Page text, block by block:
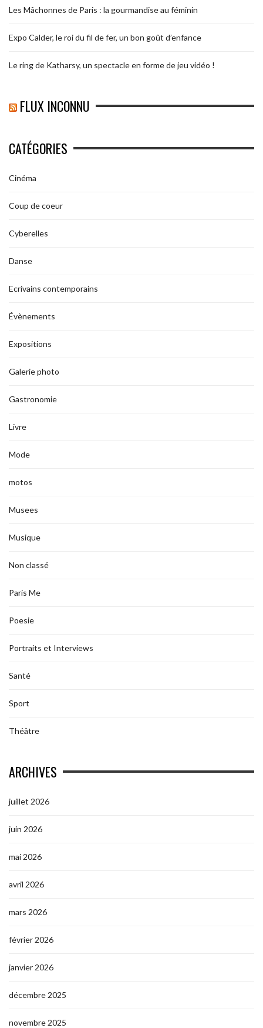
Les Mâchonnes de Paris : la gourmandise au féminin
Expo Calder, le roi du fil de fer, un bon goût d’enfance
Le ring de Katharsy, un spectacle en forme de jeu vidéo !
FLUX INCONNU
CATÉGORIES
Cinéma
Coup de coeur
Cyberelles
Danse
Ecrivains contemporains
Évènements
Expositions
Galerie photo
Gastronomie
Livre
Mode
motos
Musees
Musique
Non classé
Paris Me
Poesie
Portraits et Interviews
Santé
Sport
Théâtre
ARCHIVES
juillet 2026
juin 2026
mai 2026
avril 2026
mars 2026
février 2026
janvier 2026
décembre 2025
novembre 2025